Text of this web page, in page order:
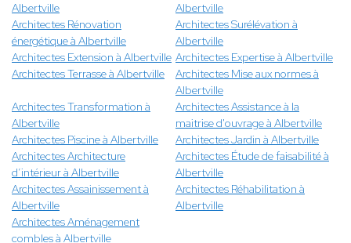
Albertville
Albertville
Architectes Rénovation
énergétique à Albertville
Architectes Surélévation à
Albertville
Architectes Extension à Albertville Architectes Expertise à Albertville
Architectes Terrasse à Albertville
Architectes Mise aux normes à
Albertville
Architectes Transformation à
Albertville
Architectes Assistance à la
maitrise d'ouvrage à Albertville
Architectes Piscine à Albertville
Architectes Jardin à Albertville
Architectes Architecture
d’intérieur à Albertville
Architectes Étude de faisabilité à
Albertville
Architectes Assainissement à
Albertville
Architectes Réhabilitation à
Albertville
Architectes Aménagement
combles à Albertville